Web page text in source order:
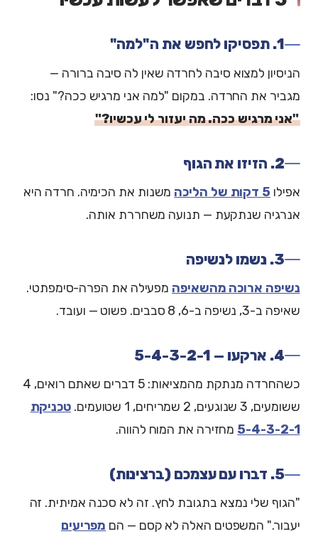
1. תפסיקו לחפש את ה"למה"
הניסיון למצוא סיבה לחרדה שאין לה סיבה ברורה —
מגביר את החרדה. במקום "למה אני מרגיש ככה?" נסו:
"אני מרגיש ככה. מה יעזור לי עכשיו?"
2. הזיזו את הגוף
אפילו 5 דקות של הליכה
משנות את הכימיה. חרדה היא
אנרגיה שנתקעת — תנועה משחררת אותה.
3. נשמו לנשיפה
נשיפה ארוכה מהשאיפה מפעילה את הפרה-סימפתטי.
שאיפה ב-3, נשיפה ב-6, 8 סבבים. פשוט — ועובד.
4. ארקעו — 5-4-3-2-1
כשהחרדה מנתקת מהמציאות: 5 דברים שאתם רואים, 4
ששומעים, 3 שנוגעים, 2 שמריחים, 1 שטועמים.
טכניקת
5-4-3-2-1 מחזירה את המוח להווה.
5. דברו עם עצמכם (ברצינות)
"הגוף שלי נמצא בתגובת לחץ. זה לא סכנה אמיתית. זה
יעבור." המשפטים האלה לא קסם — הם מפריעים